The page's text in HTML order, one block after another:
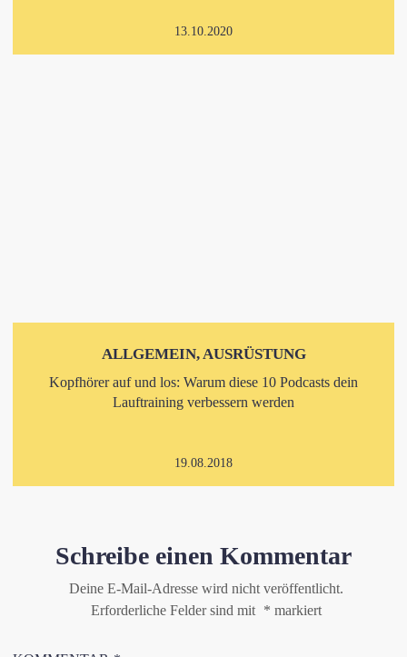
13.10.2020
ALLGEMEIN, AUSRÜSTUNG
Kopfhörer auf und los: Warum diese 10 Podcasts dein
Lauftraining verbessern werden
19.08.2018
Schreibe einen Kommentar
Deine E-Mail-Adresse wird nicht veröffentlicht.
Erforderliche Felder sind mit * markiert